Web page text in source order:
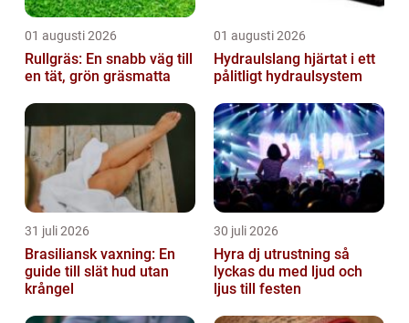
01 augusti 2026
Rullgräs: En snabb väg till
en tät, grön gräsmatta
01 augusti 2026
Hydraulslang hjärtat i ett
pålitligt hydraulsystem
31 juli 2026
Brasiliansk vaxning: En
guide till slät hud utan
krångel
30 juli 2026
Hyra dj utrustning så
lyckas du med ljud och
ljus till festen